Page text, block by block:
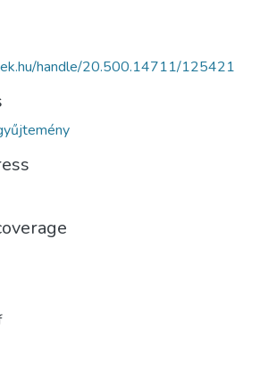
handle/20.500.14711/125421